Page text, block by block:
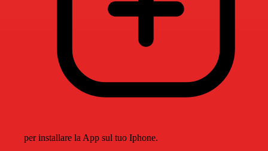
per installare la App sul tuo Iphone.